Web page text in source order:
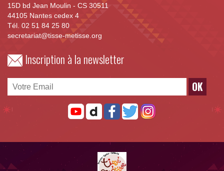
15D bd Jean Moulin - CS 30511
44105 Nantes cedex 4
Tél. 02 51 84 25 80
secretariat@tisse-metisse.org
Inscription à la newsletter
OK